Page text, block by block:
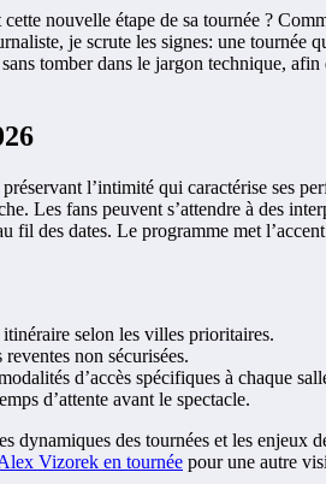
nouvelle étape de sa tournée ?
je scrute les signes: une tournée
tomber dans le jargon technique,
l’intimité qui caractérise ses
Les fans peuvent s’attendre à des
des dates. Le programme met
selon les villes prioritaires.
non sécurisées.
d’accès spécifiques à chaque
d’attente avant le spectacle.
des tournées et les enjeux
Vizorek en tournée pour une autre